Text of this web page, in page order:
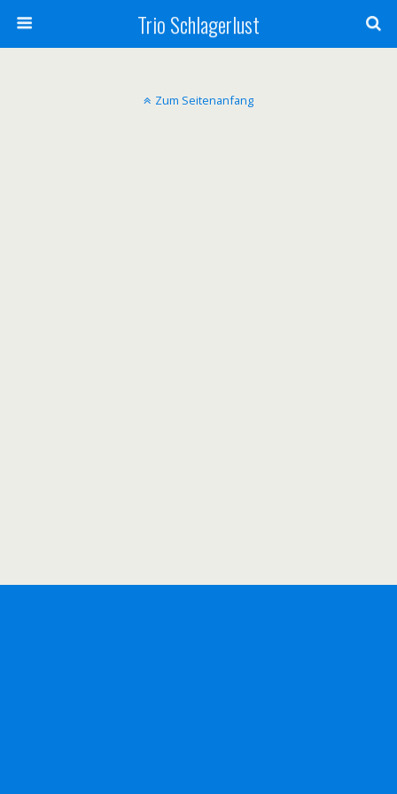
Trio Schlagerlust
Zum Seitenanfang